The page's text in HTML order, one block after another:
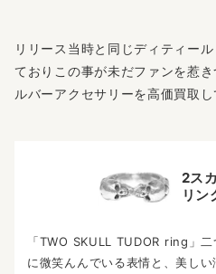
リリース当時と同じディティー
ておりこの事が未だファンを惹
ルバーアクセサリーを高価買取し
2ス
リン
「TWO SKULL TUDOR ring」
に微笑んんでいる表情と、美し